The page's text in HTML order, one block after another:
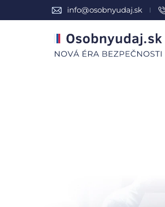
info@osobnyudaj.sk